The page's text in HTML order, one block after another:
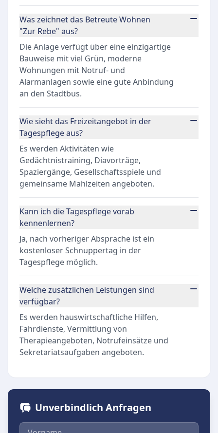
Was zeichnet das Betreute Wohnen
"Zur Rebe" aus?
Die Anlage verfügt über eine einzigartige
Bauweise mit viel Grün, moderne
Wohnungen mit Notruf- und
Alarmanlagen sowie eine gute Anbindung
an den Stadtbus.
Wie sieht das Freizeitangebot in der
Tagespflege aus?
Es werden Aktivitäten wie
Gedächtnistraining, Diavorträge,
Spaziergänge, Gesellschaftsspiele und
gemeinsame Mahlzeiten angeboten.
Kann ich die Tagespflege vorab
kennenlernen?
Ja, nach vorheriger Absprache ist ein
kostenloser Schnuppertag in der
Tagespflege möglich.
Welche zusätzlichen Leistungen sind
verfügbar?
Es werden hauswirtschaftliche Hilfen,
Fahrdienste, Vermittlung von
Therapieangeboten, Notrufeinsätze und
Sekretariatsaufgaben angeboten.
Unverbindlich Anfragen
Vorname